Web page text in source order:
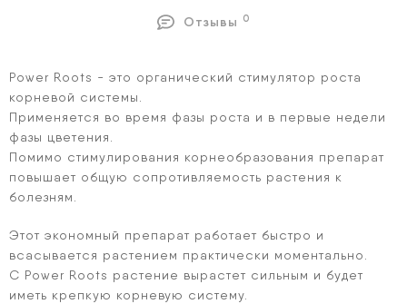
Отзывы
0
Power Roots - это органический стимулятор роста
корневой системы.
Применяется во время фазы роста и в первые недели
фазы цветения.
Помимо стимулирования корнеобразования препарат
повышает общую сопротивляемость растения к
болезням.
Этот экономный препарат работает быстро и
всасывается растением практически моментально.
С Power Roots растение вырастет сильным и будет
иметь крепкую корневую систему.